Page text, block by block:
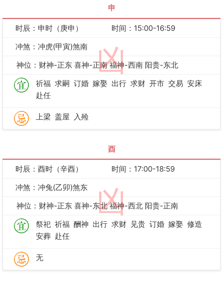
申
凶
时辰：申时（庚申）
时间：15:00-16:59
冲煞：冲虎(甲寅)煞南
神位：财神-正东 喜神-正南 福神-西南 阳贵-东北
祈福 求嗣 订婚 嫁娶 出行 求财 开市 交易 安床
赴任
上梁 盖屋 入殓
酉
凶
时辰：酉时（辛酉）
时间：17:00-18:59
冲煞：冲兔(乙卯)煞东
神位：财神-正东 喜神-东北 福神-西北 阳贵-正南
祭祀 祈福 酬神 出行 求财 见贵 订婚 嫁娶 修造
安葬 赴任
无